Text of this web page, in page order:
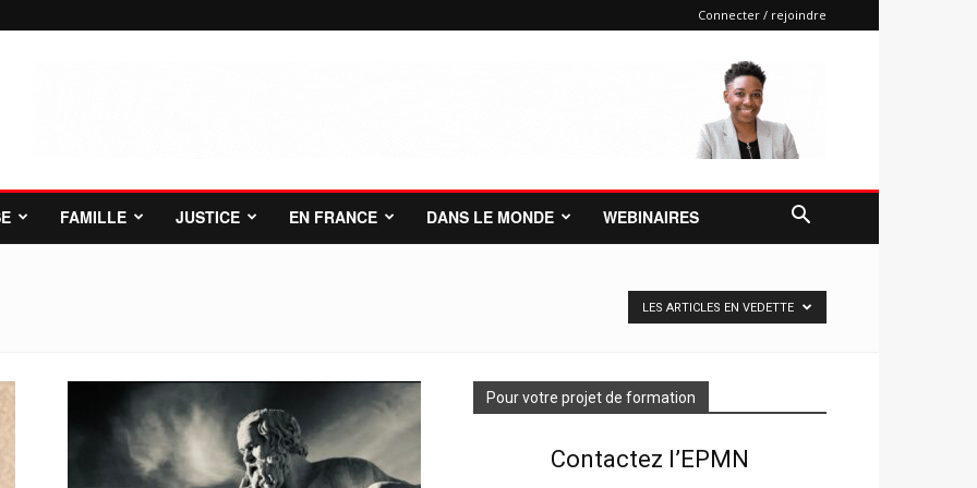
Connecter / rejoindre
FAMILLE JUSTICE EN FRANCE DANS LE MONDE WEBINAIRES
LES ARTICLES EN VEDETTE
Pour votre projet de formation
Contactez l’EPMN